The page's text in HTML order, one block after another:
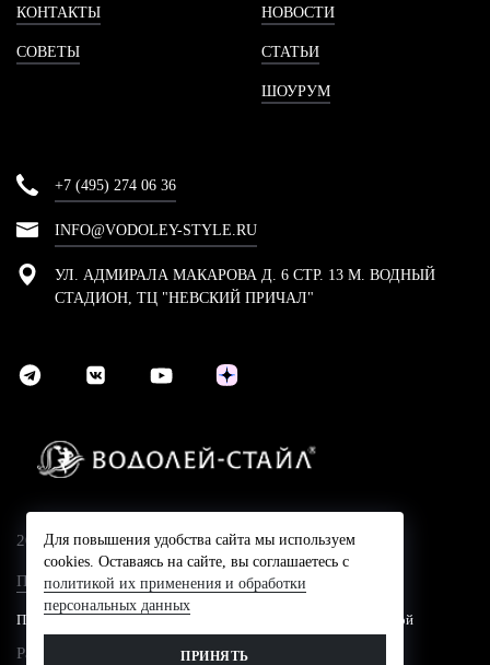
КОНТАКТЫ
СОВЕТЫ
НОВОСТИ
СТАТЬИ
ШОУРУМ
+7 (495) 274 06 36
INFO@VODOLEY-STYLE.RU
УЛ. АДМИРАЛА МАКАРОВА Д. 6 СТР. 13 М. ВОДНЫЙ
СТАДИОН, ТЦ "НЕВСКИЙ ПРИЧАЛ"
2024 © Компания Водолей-Cтайл
Политика конфидециальности
Представленные на сайте цены не являются публичной офертой
Разработано в
Для повышения удобства сайта мы используем
cookies. Оставаясь на сайте, вы соглашаетесь с
политикой их применения и обработки
персональных данных
ПРИНЯТЬ